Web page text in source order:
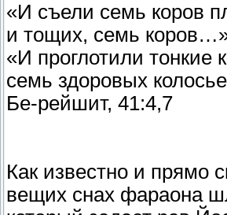
«И съели семь коров
и тощих, семь
«И проглотили тонкие
семь здоровых
Бе-рейшит, 41:4,7
Как известно и прямо
вещих снах фараона